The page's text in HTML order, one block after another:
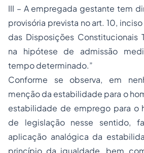
III – A empregada gestante tem
provisória prevista no art. 10, inciso
das Disposições Constitucionais
na hipótese de admissão
tempo determinado.”
Conforme se observa, em
menção da estabilidade para o
estabilidade de emprego para o
de legislação nesse sentido,
aplicação analógica da
princípio da igualdade, bem